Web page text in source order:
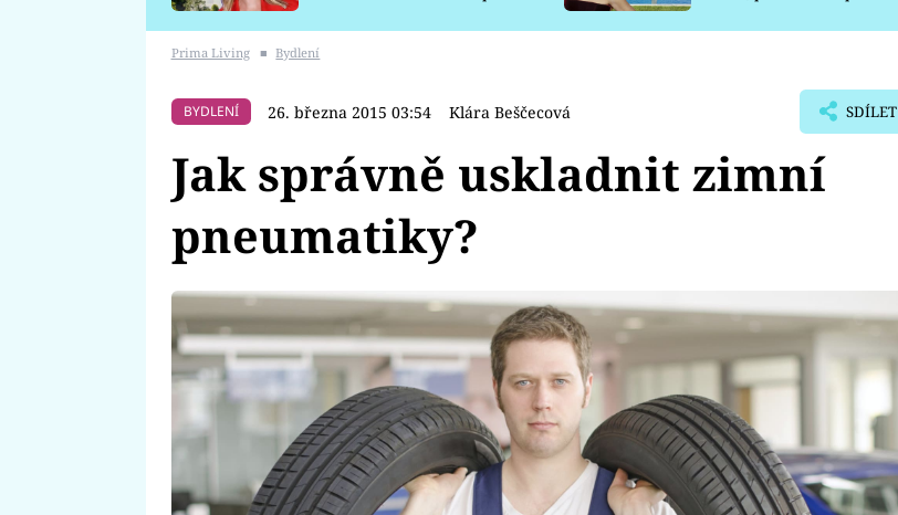
Prima Living ■ Bydlení
BYDLENÍ 26. března 2015 03:54 Klára Beščecová SDÍLET
Jak správně uskladnit zimní
pneumatiky?